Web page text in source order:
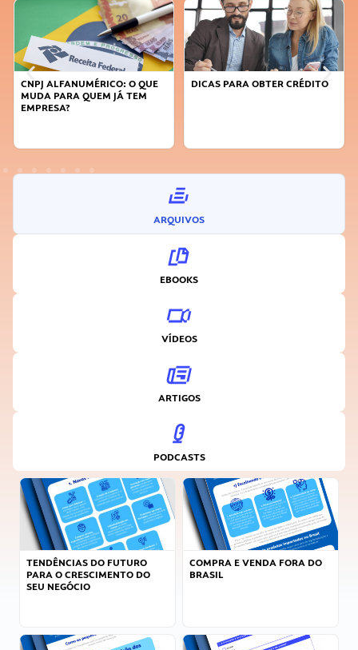
CNPJ ALFANUMÉRICO: O QUE
MUDA PARA QUEM JÁ TEM
EMPRESA?
DICAS PARA OBTER CRÉDITO
ARQUIVOS
EBOOKS
VÍDEOS
ARTIGOS
PODCASTS
TENDÊNCIAS DO FUTURO
PARA O CRESCIMENTO DO
SEU NEGÓCIO
COMPRA E VENDA FORA DO
BRASIL